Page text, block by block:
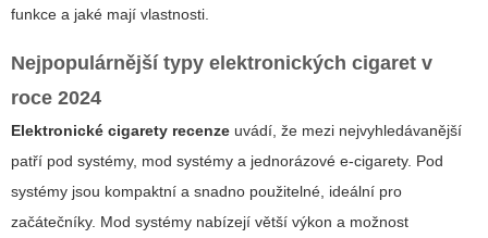
funkce a jaké mají vlastnosti.
Nejpopulárnější typy elektronických cigaret v
roce 2024
Elektronické cigarety recenze uvádí, že mezi nejvyhledávanější
patří pod systémy, mod systémy a jednorázové e-cigarety. Pod
systémy jsou kompaktní a snadno použitelné, ideální pro
začátečníky. Mod systémy nabízejí větší výkon a možnost